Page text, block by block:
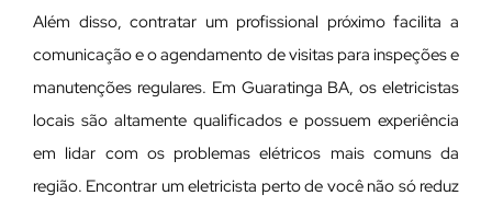
Além disso, contratar um profissional próximo facilita a
comunicação e o agendamento de visitas para inspeções e
manutenções regulares. Em Guaratinga BA, os eletricistas
locais são altamente qualificados e possuem experiência
em lidar com os problemas elétricos mais comuns da
região. Encontrar um eletricista perto de você não só reduz